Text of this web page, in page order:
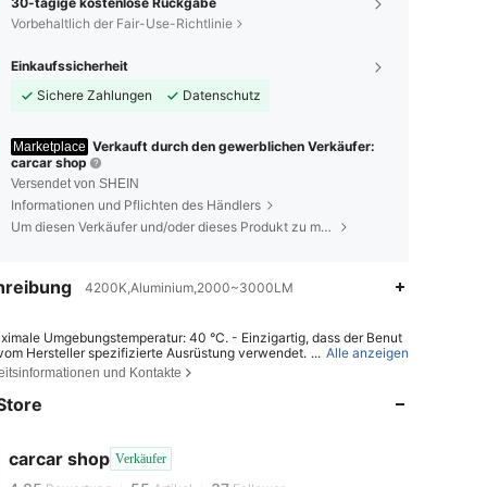
Vorbehaltlich der Fair-Use-Richtlinie
Einkaufssicherheit
Sichere Zahlungen
Datenschutz
Marketplace Verkauft durch den gewerblichen Verkäufer:
carcar shop
Versendet von SHEIN
Informationen und Pflichten des Händlers
Um diesen Verkäufer und/oder dieses Produkt zu melden
4200K,Aluminium,2000~3000LM
Umgebungstemperatur: 40 °C. - Einzigartig, dass der Benut
Hersteller spezifizierte Ausrüstung verwendet. - Nutzen Sie da
innerhalb der Grenzen seiner Eigenschaften. - Demontieren Sie d
nicht und modifizieren Sie es nicht. - Stellen Sie sicher, dass da
sofort verwendet wird, wenn ein Zusatzgerät, Rauchgas oder ein
eines bereits hergestellten Bauteils vorhanden ist.
... Alle anzeigen
und Kontakte
carcar shop Verkäufer
4,85 55
37
4,85
55
h***s istVor 1 Tag